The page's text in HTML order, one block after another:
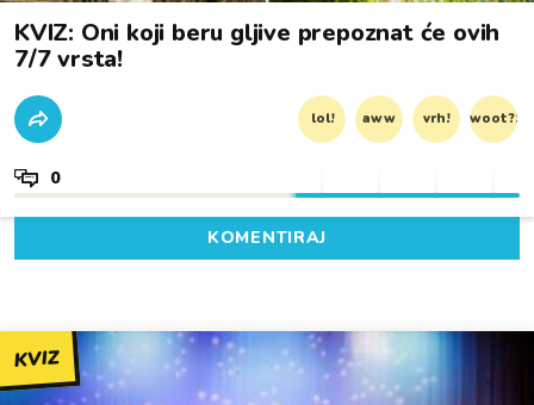
KVIZ: Oni koji beru gljive prepoznat će ovih
7/7 vrsta!
lol! aww vrh! woot?!
0
KOMENTIRAJ
KVIZ